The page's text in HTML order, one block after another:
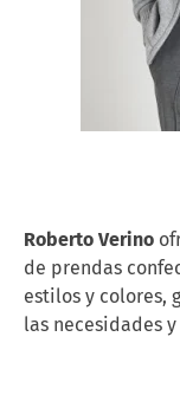
Roberto Verino
de prendas
estilos y colores,
las necesidades